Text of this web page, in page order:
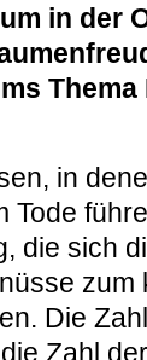
in der
Thema
in
Tode
die sich
zum
Die
Zahl